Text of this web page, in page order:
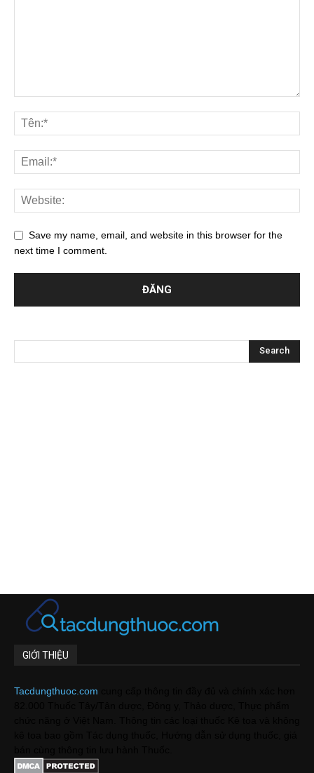
Save my name, email, and website in this browser for the
next time I comment.
GIỚI THIỆU
Tacdungthuoc.com